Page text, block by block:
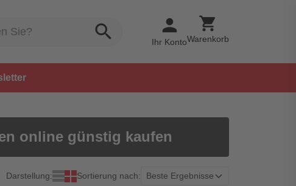
search person
Ihr Konto
shopping_cart
Warenkorb
online günstig kaufen
Darstellung: Sortierung nach: